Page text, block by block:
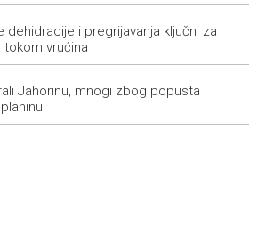
lokaliziran, vatrogasci i dalje na
prvi „Gastro Livno“: Više od 20 jela
gastronomije
dehidracije i pregrijavanja ključni za
tokom vrućina
Jahorinu, mnogi zbog popusta